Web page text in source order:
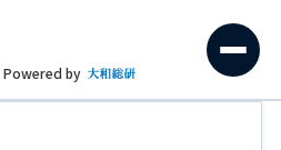
Powered by